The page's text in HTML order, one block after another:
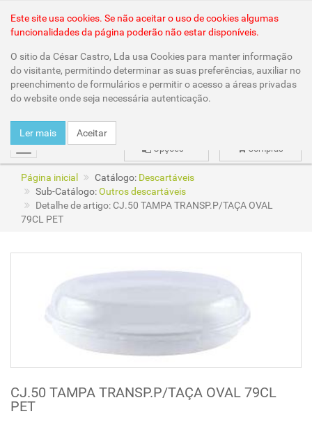
mudar Compras
Opções
Este site usa cookies. Se não aceitar o uso de cookies algumas
funcionalidades da página poderão não estar disponíveis.
O sitio da César Castro, Lda usa Cookies para manter informação
do visitante, permitindo determinar as suas preferências, auxiliar no
preenchimento de formulários e permitir o acesso a áreas privadas
do website onde seja necessária autenticação.
Ler mais Aceitar
Página inicial Catálogo: Descartáveis
Sub-Catálogo:Outros descartáveis
Detalhe de artigo: CJ.50 TAMPA TRANSP.P/TAÇA OVAL
79CL PET
CJ.50 TAMPA TRANSP.P/TAÇA OVAL 79CL
PET